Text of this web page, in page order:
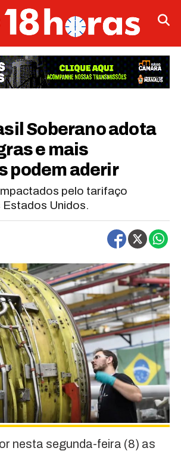
Soberano adota
e mais
podem aderir
pelo tarifaço
Unidos.
nesta segunda-feira (8) as